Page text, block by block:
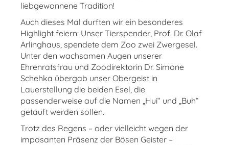
liebgewonnene Tradition!
Auch dieses Mal durften wir ein besonderes
Highlight feiern: Unser Tierspender, Prof. Dr. Olaf
Arlinghaus, spendete dem Zoo zwei Zwergesel.
Unter den wachsamen Augen unserer
Ehrenratsfrau und Zoodirektorin Dr. Simone
Schehka übergab unser Obergeist in
Lauerstellung die beiden Esel, die
passenderweise auf die Namen „Hui“ und „Buh“
getauft werden sollen.
Trotz des Regens – oder vielleicht wegen der
imposanten Präsenz der Bösen Geister –